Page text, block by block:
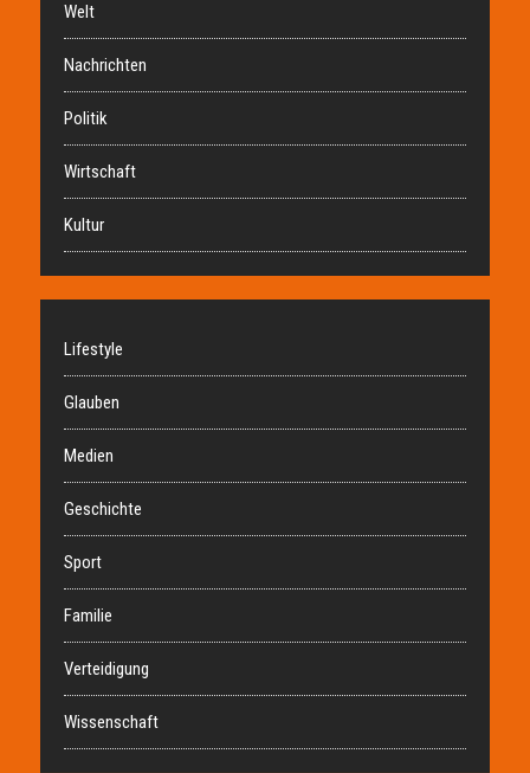
Welt
Nachrichten
Politik
Wirtschaft
Kultur
Lifestyle
Glauben
Medien
Geschichte
Sport
Familie
Verteidigung
Wissenschaft